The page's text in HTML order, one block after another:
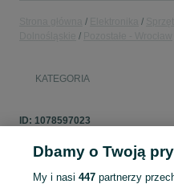
KATEGORIA
ID: 1078597023
Dbamy o Twoją
My i nasi447 partnerzy